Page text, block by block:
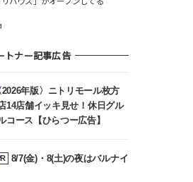
トナー記事広告
2026年版〉ニトリモール枚方
14店舗イッキ見せ！休日グル
コース【ひらつー広告】
8/7(金)・8(土)の夜はバルナイ